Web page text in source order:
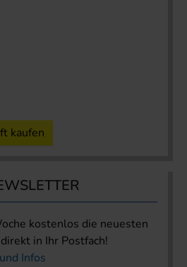
kaufen
kostenlos die neuesten
in Ihr Postfach!
Infos